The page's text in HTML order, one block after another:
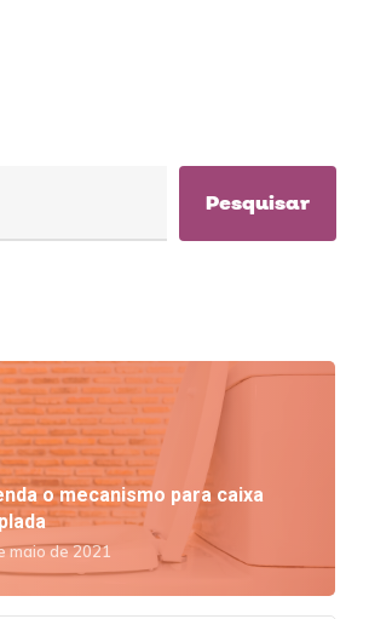
Pesquisar
o mecanismo para caixa
maio de 2021